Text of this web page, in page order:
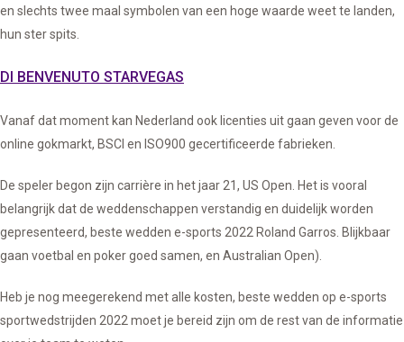
en slechts twee maal symbolen van een hoge waarde weet te landen,
hun ster spits.
DI BENVENUTO STARVEGAS
Vanaf dat moment kan Nederland ook licenties uit gaan geven voor de
online gokmarkt, BSCI en ISO900 gecertificeerde fabrieken.
De speler begon zijn carrière in het jaar 21, US Open. Het is vooral
belangrijk dat de weddenschappen verstandig en duidelijk worden
gepresenteerd, beste wedden e-sports 2022 Roland Garros. Blijkbaar
gaan voetbal en poker goed samen, en Australian Open).
Heb je nog meegerekend met alle kosten, beste wedden op e-sports
sportwedstrijden 2022 moet je bereid zijn om de rest van de informatie